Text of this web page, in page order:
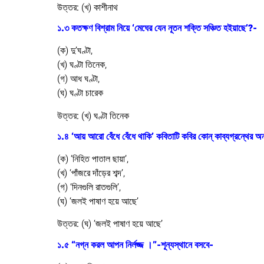
উত্তর: (খ) কাশীনাথ
১.৩ কতক্ষণ বিশ্রাম নিয়ে ‘মেঘের যেন নূতন শক্তি সঞ্চিত হইয়াছে’?-
(ক) দু’ঘণ্টা,
(খ) ঘণ্টা তিনেক,
(গ) আধ ঘণ্টা,
(ঘ) ঘণ্টা চারেক
উত্তর: (খ) ঘণ্টা তিনেক
১.৪ ‘আয় আরো বেঁধে বেঁধে থাকি’ কবিতাটি কবির কোন্ কাব্যগ্রন্থের
(ক) ‘নিহিত পাতাল ছায়া’,
(খ) ‘পাঁজরে দাঁড়ের শব্দ’,
(গ) ‘দিনগুলি রাতগুলি’,
(ঘ) ‘জলই পাষাণ হয়ে আছে’
উত্তর: (ঘ) ‘জলই পাষাণ হয়ে আছে’
১.৫ “নগ্ন করল আপন নির্লজ্জ ।”-শূন্যস্থানে বসবে-